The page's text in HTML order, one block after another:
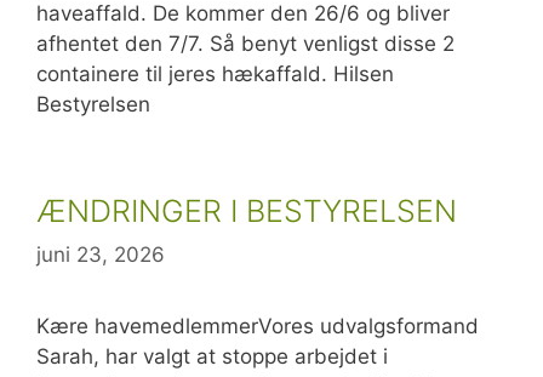
haveaffald. De kommer den 26/6 og bliver
afhentet den 7/7. Så benyt venligst disse 2
containere til jeres hækaffald. Hilsen
Bestyrelsen
ÆNDRINGER I BESTYRELSEN
juni 23, 2026
Kære havemedlemmerVores udvalgsformand
Sarah, har valgt at stoppe arbejdet i